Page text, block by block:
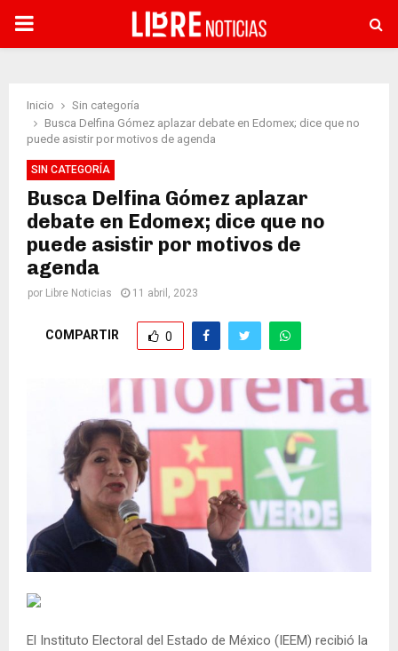
PRIMARY
Inicio
Sin categoría
Busca Delfina Gómez aplazar debate en Edomex; dice que no
puede asistir por motivos de agenda
SIN CATEGORÍA
Busca Delfina Gómez aplazar
debate en Edomex; dice que no
puede asistir por motivos de
agenda
por Libre Noticias 11 abril, 2023
COMPARTIR 0
El Instituto Electoral del Estado de México (IEEM) recibió la